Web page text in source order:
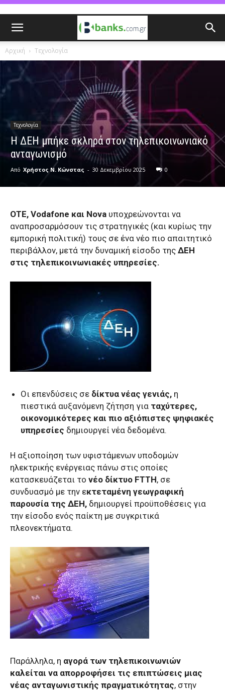
Αρχική Τεχνολογία
Τεχνολογία
H ΔΕΗ μπήκε σκληρά στον τηλεπικοινωνιακό
ανταγωνισμό
Από Χρήστος Ν. Κώνστας - 30 Δεκεμβρίου 2025 0
ΟΤΕ, Vodafone και Nova υποχρεώνονται να
αναπροσαρμόσουν τις στρατηγικές (και κυρίως την
εμπορική πολιτική) τους σε ένα νέο πιο απαιτητικό
περιβάλλον, μετά την δυναμική είσοδο της ΔΕΗ
στις τηλεπικοινωνιακές υπηρεσίες.
Οι επενδύσεις σε δίκτυα νέας γενιάς, η
πιεστικά αυξανόμενη ζήτηση για ταχύτερες,
οικονομικότερες και πιο αξιόπιστες ψηφιακές
υπηρεσίες δημιουργεί νέα δεδομένα.
Η αξιοποίηση των υφιστάμενων υποδομών
ηλεκτρικής ενέργειας πάνω στις οποίες
κατασκευάζεται το νέο δίκτυο FTTH, σε
συνδυασμό με την εκτεταμένη γεωγραφική
παρουσία της ΔΕΗ, δημιουργεί προϋποθέσεις για
την είσοδο ενός παίκτη με συγκριτικά
πλεονεκτήματα.
Παράλληλα, η αγορά των τηλεπικοινωνιών
καλείται να απορροφήσει τις επιπτώσεις μιας
νέας ανταγωνιστικής πραγματικότητας, στην